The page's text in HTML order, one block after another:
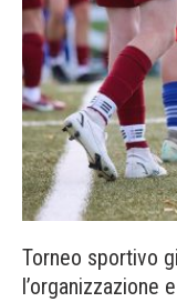
Torneo sportivo
l’organizzazione